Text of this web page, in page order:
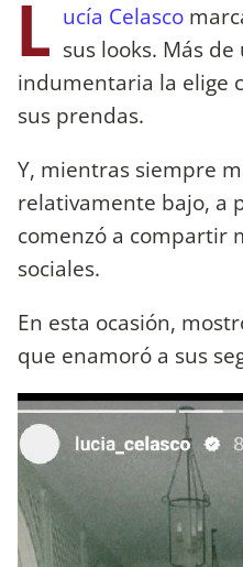
L ucía Celasco
sus looks. Más
indumentaria la elige
sus prendas.
Y, mientras siempre
relativamente bajo, a
comenzó a compartir
sociales.
En esta ocasión,
que enamoró a sus